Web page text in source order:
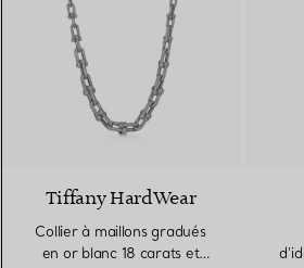
Tiffany HardWear
Collier à maillons gradués
en or blanc 18 carats et